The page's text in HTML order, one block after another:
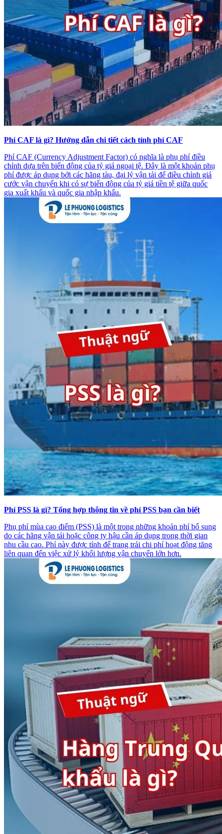
Phí CAF là gì? Hướng dẫn chi tiết cách tính phí CAF
Phí CAF (Currency Adjustment Factor) có nghĩa là phụ phí điều
chỉnh dựa trên biến động của tỷ giá ngoại tệ. Đây là một khoản phụ
phí được áp dụng bởi các hãng tàu, đại lý vận tải để điều chỉnh giá
cước vận chuyển khi có sự biến động của tỷ giá tiền tệ giữa quốc
gia xuất khẩu và quốc gia nhập khẩu.
Phí PSS là gì? Tổng hợp thông tin về phí PSS bạn cần biết
Phụ phí mùa cao điểm (PSS) là một trong những khoản phí bổ sung
do các hãng vận tải hoặc công ty hậu cần áp dụng trong thời gian
nhu cầu cao. Phí này được tính để trang trải chi phí hoạt động tăng
liên quan đến việc xử lý khối lượng vận chuyển lớn hơn.